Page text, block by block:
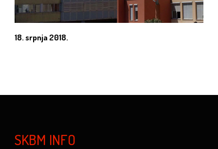
18. srpnja 2018.
SKBM INFO